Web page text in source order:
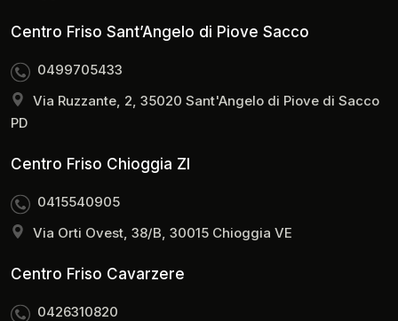
Centro Friso Sant’Angelo di Piove Sacco
0499705433
Via Ruzzante, 2, 35020 Sant'Angelo di Piove di Sacco
PD
Centro Friso Chioggia ZI
0415540905
Via Orti Ovest, 38/B, 30015 Chioggia VE
Centro Friso Cavarzere
0426310820